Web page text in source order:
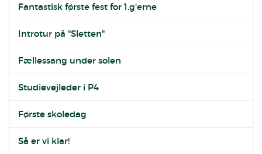
Fantastisk første fest for 1.g'erne
Introtur på "Sletten"
Fællessang under solen
Studievejleder i P4
Første skoledag
Så er vi klar!